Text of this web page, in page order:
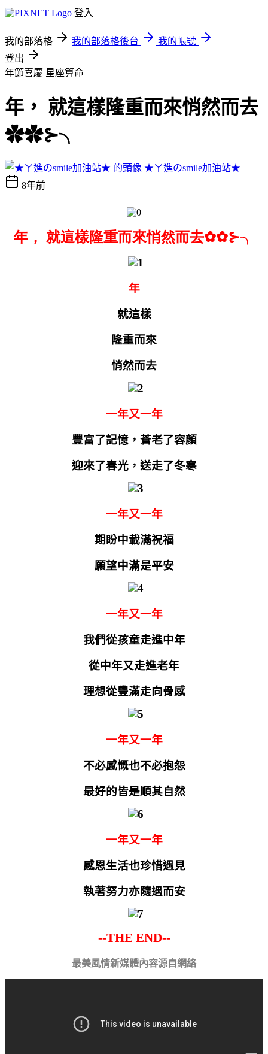
登入
我的部落格 我的部落格後台
我的帳號
登出
年節喜慶 星座算命
年， 就這樣隆重而來悄然而去
✿✿⊱╮
★ㄚ進のsmile加油站★
8年前
年， 就這樣隆重而來悄然而去✿✿⊱╮
年
就這樣
隆重而來
悄然而去
一年又一年
豐富了記憶，蒼老了容顏
迎來了春光，送走了冬寒
一年又一年
期盼中載滿祝福
願望中滿是平安
一年又一年
我們從孩童走進中年
從中年又走進老年
理想從豐滿走向骨感
一年又一年
不必感慨也不必抱怨
最好的皆是順其自然
一年又一年
感恩生活也珍惜遇見
執著努力亦隨遇而安
--THE END--
最美風情新媒體內容源自網絡